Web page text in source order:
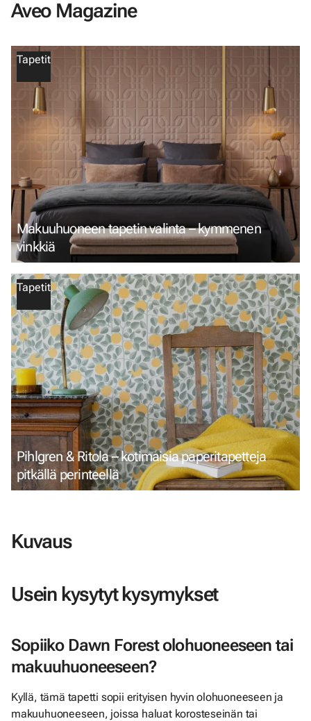
Aveo Magazine
Tapetit
Makuuhuoneen tapetin valinta – kymmenen
vinkkiä
Tapetit
Pihlgren & Ritola – kotimaisia paperitapetteja
pitkällä perinteellä
Kuvaus
Usein kysytyt kysymykset
Sopiiko Dawn Forest olohuoneeseen tai
makuuhuoneeseen?
Kyllä, tämä tapetti sopii erityisen hyvin olohuoneeseen ja
makuuhuoneeseen, joissa haluat korosteseinän tai